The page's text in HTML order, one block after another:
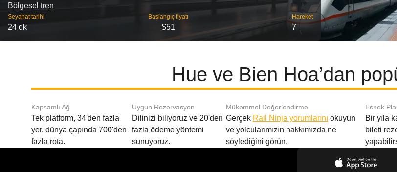
Bölgesel tren
Seyahat tarihi
24 dk
Başlangıç ​​fiyatı
$51
Hareket
7
Hue ve Bien Hoa’dan
Kapsamlı Ağ
Tek platform, 34'den fazla
yer, dünya çapında 700'den
fazla rota.
Uygun Rezervasyon
Dilinizi biliyoruz ve 20'den
fazla ödeme yöntemi
sunuyoruz.
Mükemmel Değerlendirme
Gerçek Rail Ninja yorumlarını okuyun
ve yolcularımızın hakkımızda ne
söylediğini görün.
Esnek
Bir yıla
bileti